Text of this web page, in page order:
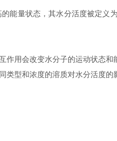
能量状态，其水分活度被定义为
用会改变水分子的运动状态
型和浓度的溶质对水分活度